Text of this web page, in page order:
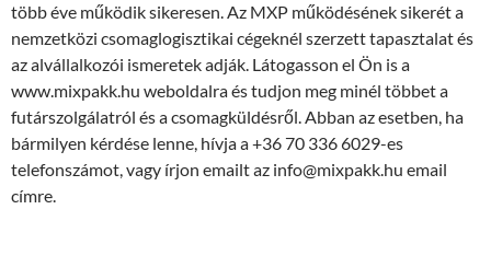
több éve működik sikeresen. Az MXP működésének sikerét a
nemzetközi csomaglogisztikai cégeknél szerzett tapasztalat és
az alvállalkozói ismeretek adják. Látogasson el Ön is a
www.mixpakk.hu weboldalra és tudjon meg minél többet a
futárszolgálatról és a csomagküldésről. Abban az esetben, ha
bármilyen kérdése lenne, hívja a +36 70 336 6029-es
telefonszámot, vagy írjon emailt az info@mixpakk.hu email
címre.